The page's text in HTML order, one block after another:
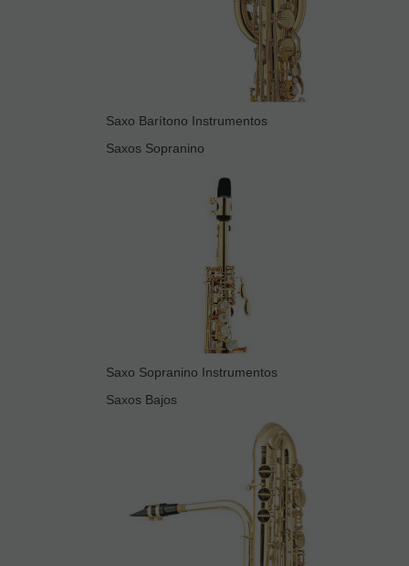
Saxo Barítono Instrumentos
Saxos Sopranino
Saxo Sopranino Instrumentos
Saxos Bajos